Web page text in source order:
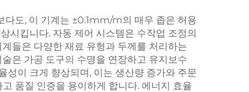
다도, 이 기계는 ±0.1mm/m의 매우 좁은 허용
시킵니다. 자동 제어 시스템은 수작업 조정의
들은 다양한 재료 유형과 두께를 처리하는
은 가공 도구의 수명을 연장하고 유지보수
성이 크게 향상되며, 이는 생산량 증가와 주문
품질 인증을 용이하게 합니다. 에너지 효율